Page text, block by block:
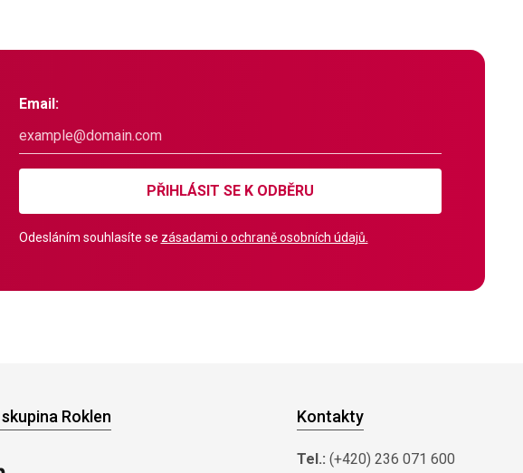
Email:
PŘIHLÁSIT SE K ODBĚRU
Odesláním souhlasíte se zásadami o ochraně osobních údajů.
Roklen Kontakty
Tel.: (+420) 236 071 600